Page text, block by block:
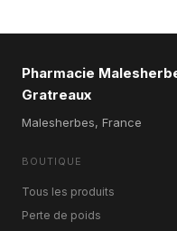
Pharmacie
Gratreaux
Malesherbes, France
BOUTIQUE
Tous les produits
Perte de poids